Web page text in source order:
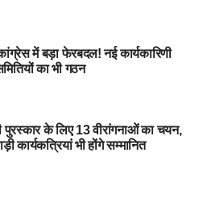
मांग के अनुरूप
निर्देश
खण्डेलवाल
गया। बैठक में सड़क नेटवर्क, मोटरेबल
प्रमुख परियोजनाओं की प्रगति पर चर्चा
में बड़ा फेरबदल! नई कार्यकारिणी
का भी गठन
पुरस्कार के लिए 13 वीरांगनाओं का चयन,
कार्यकत्रियां भी होंगे सम्मानित